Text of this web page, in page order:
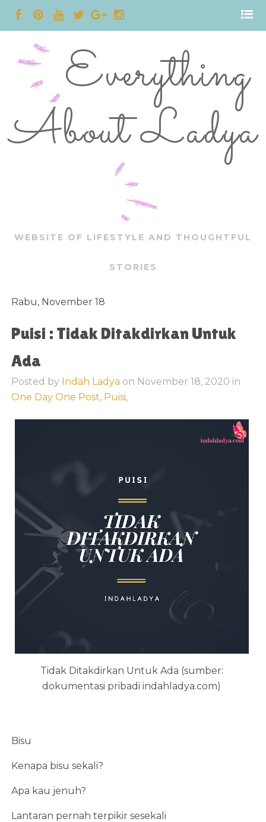
Everything
About Ladya
WEBSITE OF LIFESTYLE AND THOUGHTFUL
STORIES
Rabu, November 18
Puisi : Tidak Ditakdirkan Untuk
Ada
Posted by Indah Ladya on November 18, 2020 in
One Day One Post, Puisi,
Tidak Ditakdirkan Untuk Ada (sumber:
dokumentasi pribadi indahladya.com)
Bisu
Kenapa bisu sekali?
Apa kau jenuh?
Lantaran pernah terpikir sesekali